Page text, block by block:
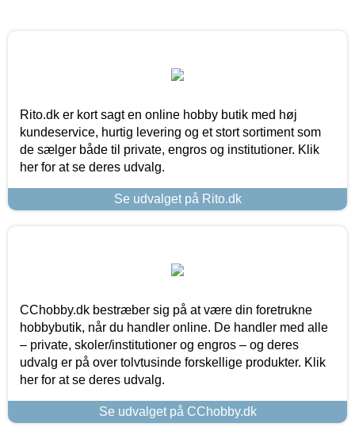
Rito.dk er kort sagt en online hobby butik med høj
kundeservice, hurtig levering og et stort sortiment som
de sælger både til private, engros og institutioner. Klik
her for at se deres udvalg.
Se udvalget på Rito.dk
CChobby.dk bestræber sig på at være din foretrukne
hobbybutik, når du handler online. De handler med alle
– private, skoler/institutioner og engros – og deres
udvalg er på over tolvtusinde forskellige produkter. Klik
her for at se deres udvalg.
Se udvalget på CChobby.dk